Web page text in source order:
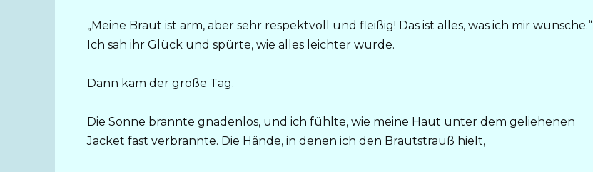
„Meine Braut ist arm, aber sehr respektvoll und fleißig! Das ist alles, was ich mir wünsche.“
Ich sah ihr Glück und spürte, wie alles leichter wurde.
Dann kam der große Tag.
Die Sonne brannte gnadenlos, und ich fühlte, wie meine Haut unter dem geliehenen
Jacket fast verbrannte. Die Hände, in denen ich den Brautstrauß hielt,